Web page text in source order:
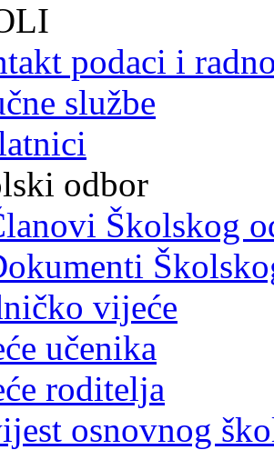
podaci i
službe
odbor
Školskog
vijeće
učenika
roditelja
osnovnog